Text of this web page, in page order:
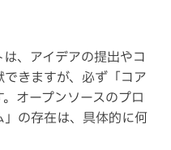
、アイデアの提出やコ
きますが、必ず「コア
オープンソースのプロ
の存在は、具体的に何